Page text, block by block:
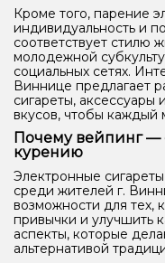
Кроме того, парение
индивидуальность и
соответствует стилю
молодежной
социальных сетях.
Виннице предлагает
сигареты,
вкусов, чтобы каждый
Почему вейпинг —
курению
Электронные
среди жителей г.
возможности для тех,
привычки и улучшить
аспекты, которые
альтернативой